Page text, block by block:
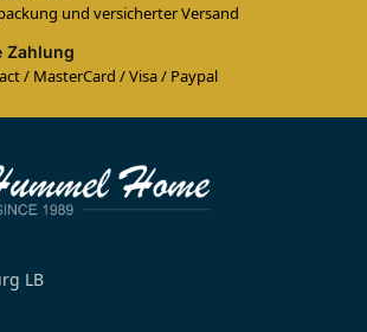
und versicherter Versand
Zahlung
/ MasterCard / Visa / Paypal
LB